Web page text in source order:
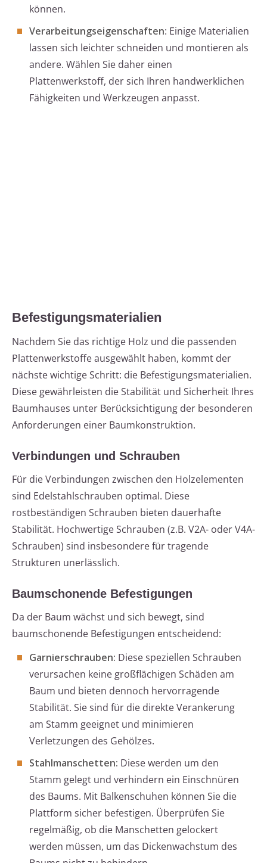
können.
Verarbeitungseigenschaften: Einige Materialien
lassen sich leichter schneiden und montieren als
andere. Wählen Sie daher einen
Plattenwerkstoff, der sich Ihren handwerklichen
Fähigkeiten und Werkzeugen anpasst.
Befestigungsmaterialien
Nachdem Sie das richtige Holz und die passenden
Plattenwerkstoffe ausgewählt haben, kommt der
nächste wichtige Schritt: die Befestigungsmaterialien.
Diese gewährleisten die Stabilität und Sicherheit Ihres
Baumhauses unter Berücksichtigung der besonderen
Anforderungen einer Baumkonstruktion.
Verbindungen und Schrauben
Für die Verbindungen zwischen den Holzelementen
sind Edelstahlschrauben optimal. Diese
rostbeständigen Schrauben bieten dauerhafte
Stabilität. Hochwertige Schrauben (z.B. V2A- oder V4A-
Schrauben) sind insbesondere für tragende
Strukturen unerlässlich.
Baumschonende Befestigungen
Da der Baum wächst und sich bewegt, sind
baumschonende Befestigungen entscheidend:
Garnierschrauben: Diese speziellen Schrauben
verursachen keine großflächigen Schäden am
Baum und bieten dennoch hervorragende
Stabilität. Sie sind für die direkte Verankerung
am Stamm geeignet und minimieren
Verletzungen des Gehölzes.
Stahlmanschetten: Diese werden um den
Stamm gelegt und verhindern ein Einschnüren
des Baums. Mit Balkenschuhen können Sie die
Plattform sicher befestigen. Überprüfen Sie
regelmäßig, ob die Manschetten gelockert
werden müssen, um das Dickenwachstum des